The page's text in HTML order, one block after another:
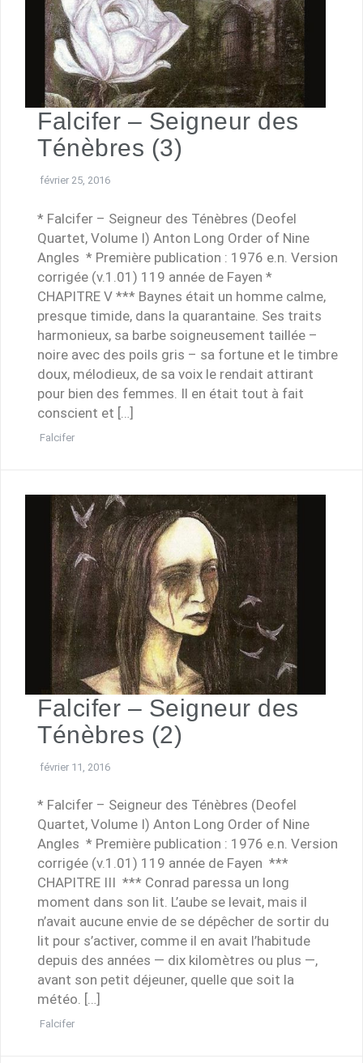
Falcifer – Seigneur des
Ténèbres (3)
février 25, 2016
* Falcifer – Seigneur des Ténèbres (Deofel
Quartet, Volume I) Anton Long Order of Nine
Angles * Première publication : 1976 e.n. Version
corrigée (v.1.01) 119 année de Fayen *
CHAPITRE V *** Baynes était un homme calme,
presque timide, dans la quarantaine. Ses traits
harmonieux, sa barbe soigneusement taillée –
noire avec des poils gris – sa fortune et le timbre
doux, mélodieux, de sa voix le rendait attirant
pour bien des femmes. Il en était tout à fait
conscient et […]
Falcifer
Falcifer – Seigneur des
Ténèbres (2)
février 11, 2016
* Falcifer – Seigneur des Ténèbres (Deofel
Quartet, Volume I) Anton Long Order of Nine
Angles * Première publication : 1976 e.n. Version
corrigée (v.1.01) 119 année de Fayen ***
CHAPITRE III *** Conrad paressa un long
moment dans son lit. L’aube se levait, mais il
n’avait aucune envie de se dépêcher de sortir du
lit pour s’activer, comme il en avait l’habitude
depuis des années — dix kilomètres ou plus —,
avant son petit déjeuner, quelle que soit la
météo. […]
Falcifer